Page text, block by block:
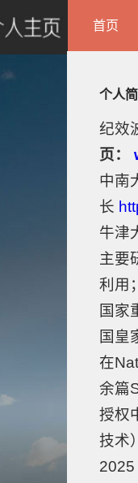
首页
个人
纪效
页：
中南
长
牛津
主要
利用
国家
国皇
在
余篇
授权
技术
2025